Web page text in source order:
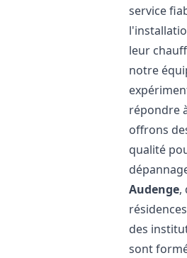
service
leur
notre
répondre
offrons
qualité
Audenge,
des
sont